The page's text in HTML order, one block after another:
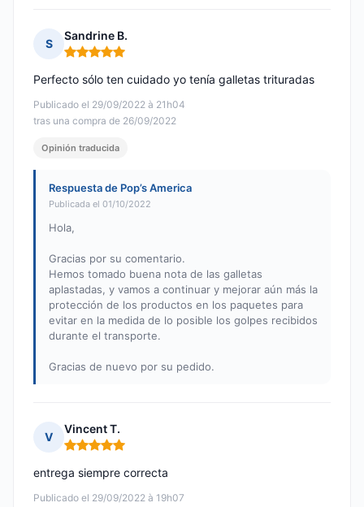
S
Sandrine B.
Nota: 5 de 5
Publicado el 29/09/2022 à 21h04
tras una compra de 26/09/2022
Perfecto sólo ten cuidado yo tenía galletas trituradas
Opinión traducida
Respuesta de Pop’s America
Publicada el 01/10/2022
Hola,
Gracias por su comentario.
Hemos tomado buena nota de las galletas
aplastadas, y vamos a continuar y mejorar aún más la
protección de los productos en los paquetes para
evitar en la medida de lo posible los golpes recibidos
durante el transporte.
Gracias de nuevo por su pedido.
V
Vincent T.
Nota: 5 de 5
Publicado el 29/09/2022 à 19h07
entrega siempre correcta